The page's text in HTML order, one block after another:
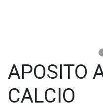
APOSITO
CALCIO